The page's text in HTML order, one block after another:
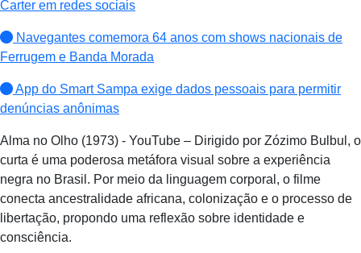
Carter em redes sociais
Navegantes comemora 64 anos com shows nacionais de
Ferrugem e Banda Morada
App do Smart Sampa exige dados pessoais para permitir
denúncias anônimas
Alma no Olho (1973) - YouTube – Dirigido por Zózimo Bulbul, o
curta é uma poderosa metáfora visual sobre a experiência
negra no Brasil. Por meio da linguagem corporal, o filme
conecta ancestralidade africana, colonização e o processo de
libertação, propondo uma reflexão sobre identidade e
consciência.